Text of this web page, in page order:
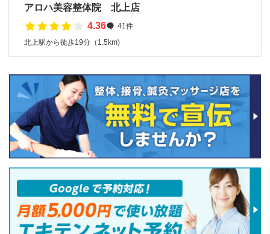
アロハ美容整体院 北上店
4.36
41件
北上駅から徒歩19分（1.5km)